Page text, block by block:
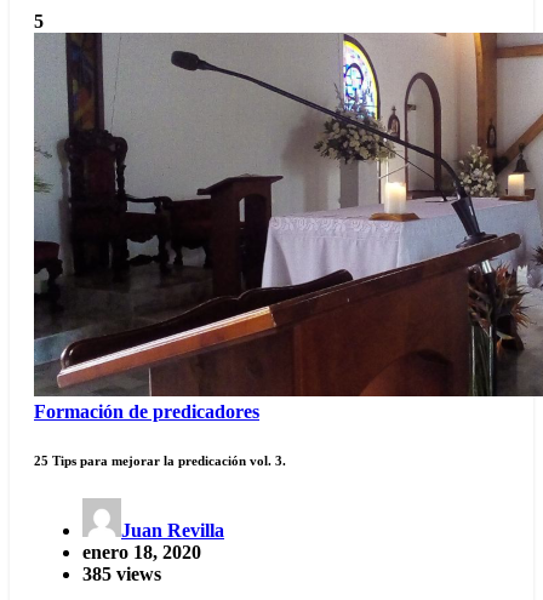
5
Formación de predicadores
25 Tips para mejorar la predicación vol. 3.
Juan Revilla
enero 18, 2020
385 views